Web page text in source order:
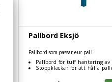
Pallbord Eksjö
Pallbord som passar eur-pall
Pallbord för tuff hantering av
Stoppklackar för att hålla